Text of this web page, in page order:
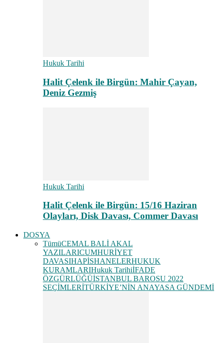
Hukuk Tarihi
Halit Çelenk ile Birgün: Mahir Çayan,
Deniz Gezmiş
Hukuk Tarihi
Halit Çelenk ile Birgün: 15/16 Haziran
Olayları, Disk Davası, Commer Davası
DOSYA
TümüCEMAL BALİ AKAL
YAZILARICUMHURİYET
DAVASIHAPİSHANELERHUKUK
KURAMLARIHukuk TarihiİFADE
ÖZGÜRLÜĞÜİSTANBUL BAROSU 2022
SEÇİMLERİTÜRKİYE’NİN ANAYASA GÜNDEMİ